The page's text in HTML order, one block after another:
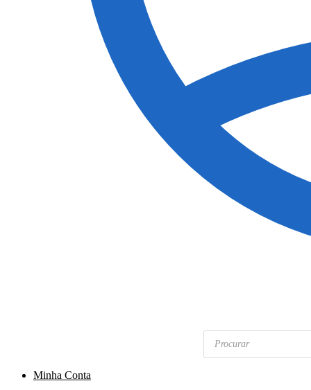
Pesquisar
produtos
Minha Conta